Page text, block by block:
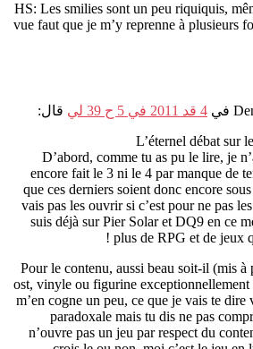
HS: Les smilies sont un peu riquiquis,
vue faut que je m’y reprenne à plusieurs
في 4 قد 2011 في 5 ح 39 لي
قال:
L’éternel débat sur
D’abord, comme tu as pu le lire, je
encore fait le 3 ni le 4 par manque de
que ces derniers soient donc encore
vais pas les ouvrir si c’est pour ne pas
suis déjà sur Pier Solar et DQ9 en ce
plus de RPG et de jeux
!
Pour le contenu, aussi beau soit-il (mis à
ost, vinyle ou figurine exceptionnellement
m’en cogne un peu, ce que je vais te dire
paradoxale mais tu dis ne pas
n’ouvre pas un jeu par respect du